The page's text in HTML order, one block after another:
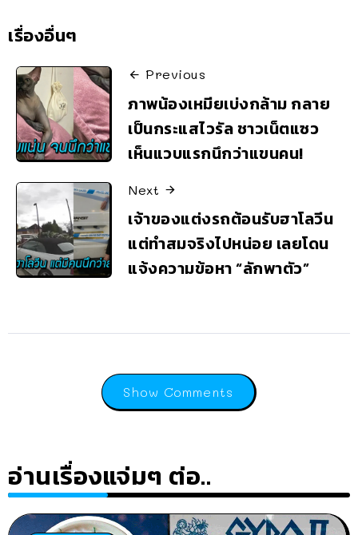
เรื่องอื่นๆ
Previous
ภาพน้องเหมียเบ่งกล้าม กลาย
เป็นกระแสไวรัล ชาวเน็ตแซว
เห็นแวบแรกนึกว่าแขนคน!
Next
เจ้าของแต่งรถต้อนรับฮาโลวีน
แต่ทำสมจริงไปหน่อย เลยโดน
แจ้งความข้อหา “ลักพาตัว”
Show Comments
อ่านเรื่องแจ่มๆ ต่อ..